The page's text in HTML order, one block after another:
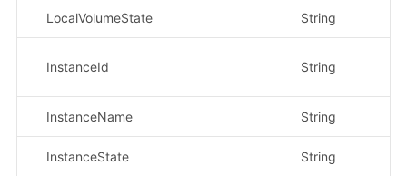
LocalVolumeState String
InstanceId String
InstanceName String
InstanceState String